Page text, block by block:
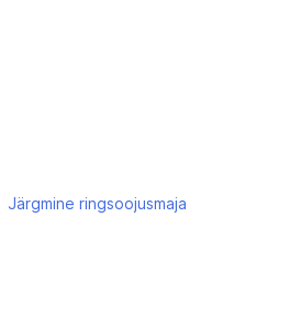
Järgmine ringsoojusmaja